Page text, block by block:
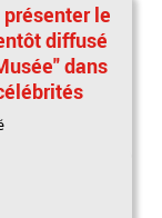
présenter le
diffusé
dans